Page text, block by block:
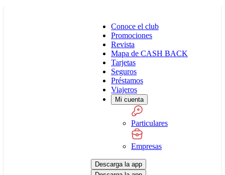
Conoce el club
Promociones
Revista
Mapa de CASH BACK
Tarjetas
Seguros
Préstamos
Viajeros
Mi cuenta
Particulares
Empresas
Descarga la app